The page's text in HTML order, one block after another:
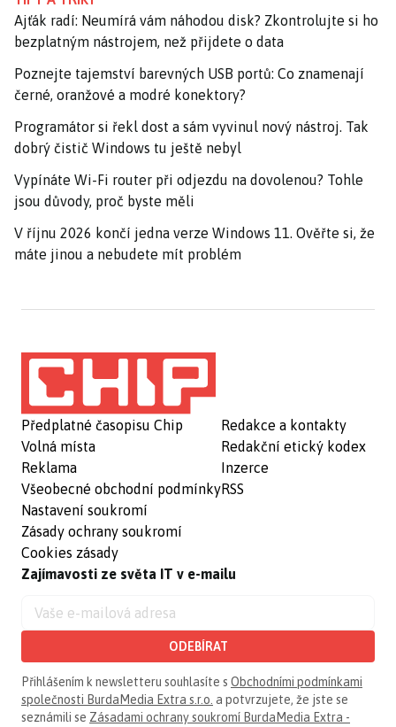
Ajťák radí: Neumírá vám náhodou disk? Zkontrolujte si ho
bezplatným nástrojem, než přijdete o data
Poznejte tajemství barevných USB portů: Co znamenají
černé, oranžové a modré konektory?
Programátor si řekl dost a sám vyvinul nový nástroj. Tak
dobrý čistič Windows tu ještě nebyl
Vypínáte Wi-Fi router při odjezdu na dovolenou? Tohle
jsou důvody, proč byste měli
V říjnu 2026 končí jedna verze Windows 11. Ověřte si, že
máte jinou a nebudete mít problém
Předplatné časopisu Chip
Volná místa
Reklama
Všeobecné obchodní podmínky
Nastavení soukromí
Zásady ochrany soukromí
Cookies zásady
Redakce a kontakty
Redakční etický kodex
Inzerce
RSS
Zajímavosti ze světa IT v e-mailu
ODEBÍRAT
Přihlášením k newsletteru souhlasíte s Obchodními podmínkami
společnosti BurdaMedia Extra s.r.o. a potvrzujete, že jste se
seznámili se Zásadami ochrany soukromí BurdaMedia Extra -